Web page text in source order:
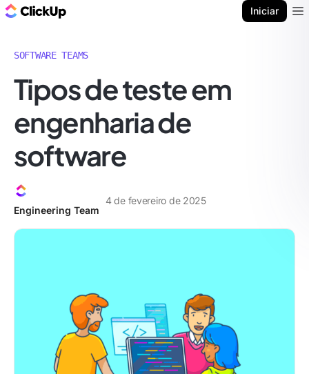
Iniciar
SOFTWARE TEAMS
Tipos de teste em
engenharia de
software
Engineering Team
4 de fevereiro de 2025